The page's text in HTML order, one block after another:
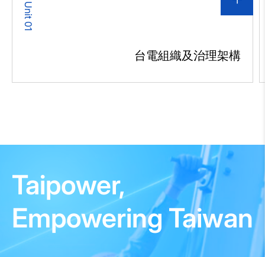
Unit 01
台電組織及治理架構
Taipower,
Empowering Taiwan